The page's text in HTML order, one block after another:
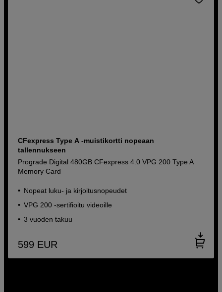
CFexpress Type A -muistikortti nopeaan
tallennukseen
Prograde Digital 480GB CFexpress 4.0 VPG 200 Type A
Memory Card
Nopeat luku- ja kirjoitusnopeudet
VPG 200 -sertifioitu videoille
3 vuoden takuu
599 EUR